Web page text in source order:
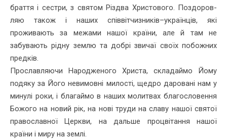
браття і сестри, з святом Різдва Христового. Поздоров­
ляю також і наших співвітчизників–ук­раїнців, які
проживають за межами нашої країни, але й там не
забувають рідну зем­лю та добрі звичаї своїх побожних
предків.
Прославляючи Народженого Христа, складаймо Йому
подяку за Його невимовні милості, щедро даровані нам у
минулі роки, і благаймо в наших молитвах благословення
Божого на новий рік, на нові труди на славу нашої святої
православної Церкви, на дальше процвітання нашої
країни і миру на землі.